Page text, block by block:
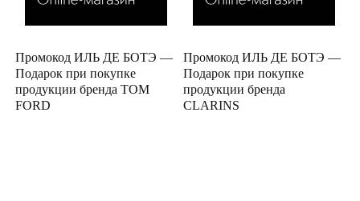
Промокод ИЛЬ ДЕ БОТЭ —
Подарок при покупке
продукции бренда TOM
FORD
Промокод ИЛЬ ДЕ БОТЭ —
Подарок при покупке
продукции бренда
CLARINS